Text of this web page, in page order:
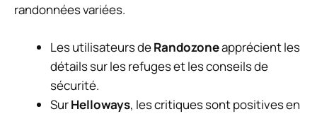
randonnées variées.
Les utilisateurs deRandozoneapprécient les
détails sur les refuges et les conseils de
sécurité.
SurHelloways, les critiques sont positives en